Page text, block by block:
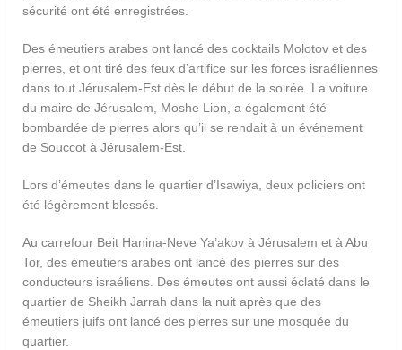
sécurité ont été enregistrées.
Des émeutiers arabes ont lancé des cocktails Molotov et des
pierres, et ont tiré des feux d’artifice sur les forces israéliennes
dans tout Jérusalem-Est dès le début de la soirée. La voiture
du maire de Jérusalem, Moshe Lion, a également été
bombardée de pierres alors qu’il se rendait à un événement
de Souccot à Jérusalem-Est.
Lors d’émeutes dans le quartier d’Isawiya, deux policiers ont
été légèrement blessés.
Au carrefour Beit Hanina-Neve Ya’akov à Jérusalem et à Abu
Tor, des émeutiers arabes ont lancé des pierres sur des
conducteurs israéliens. Des émeutes ont aussi éclaté dans le
quartier de Sheikh Jarrah dans la nuit après que des
émeutiers juifs ont lancé des pierres sur une mosquée du
quartier.